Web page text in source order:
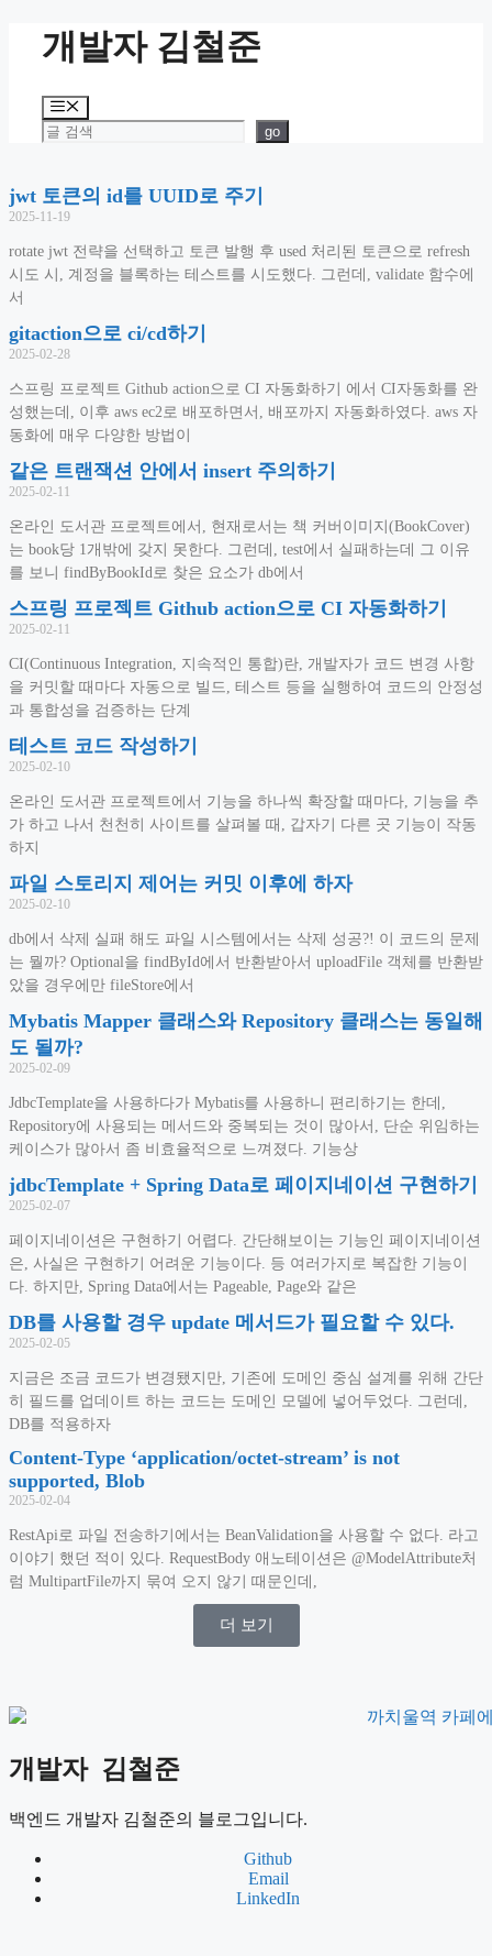
개발자 김철준
go
jwt 토큰의 id를 UUID로 주기
2025-11-19
rotate jwt 전략을 선택하고 토큰 발행 후 used 처리된 토큰으로 refresh
시도 시, 계정을 블록하는 테스트를 시도했다. 그런데, validate 함수에
서
gitaction으로 ci/cd하기
2025-02-28
스프링 프로젝트 Github action으로 CI 자동화하기 에서 CI자동화를 완
성했는데, 이후 aws ec2로 배포하면서, 배포까지 자동화하였다. aws 자
동화에 매우 다양한 방법이
같은 트랜잭션 안에서 insert 주의하기
2025-02-11
온라인 도서관 프로젝트에서, 현재로서는 책 커버이미지(BookCover)
는 book당 1개밖에 갖지 못한다. 그런데, test에서 실패하는데 그 이유
를 보니 findByBookId로 찾은 요소가 db에서
스프링 프로젝트 Github action으로 CI 자동화하기
2025-02-11
CI(Continuous Integration, 지속적인 통합)란, 개발자가 코드 변경 사항
을 커밋할 때마다 자동으로 빌드, 테스트 등을 실행하여 코드의 안정성
과 통합성을 검증하는 단계
테스트 코드 작성하기
2025-02-10
온라인 도서관 프로젝트에서 기능을 하나씩 확장할 때마다, 기능을 추
가 하고 나서 천천히 사이트를 살펴볼 때, 갑자기 다른 곳 기능이 작동
하지
파일 스토리지 제어는 커밋 이후에 하자
2025-02-10
db에서 삭제 실패 해도 파일 시스템에서는 삭제 성공?! 이 코드의 문제
는 뭘까? Optional을 findById에서 반환받아서 uploadFile 객체를 반환받
았을 경우에만 fileStore에서
Mybatis Mapper 클래스와 Repository 클래스는 동일해
도 될까?
2025-02-09
JdbcTemplate을 사용하다가 Mybatis를 사용하니 편리하기는 한데,
Repository에 사용되는 메서드와 중복되는 것이 많아서, 단순 위임하는
케이스가 많아서 좀 비효율적으로 느껴졌다. 기능상
jdbcTemplate + Spring Data로 페이지네이션 구현하기
2025-02-07
페이지네이션은 구현하기 어렵다. 간단해보이는 기능인 페이지네이션
은, 사실은 구현하기 어려운 기능이다. 등 여러가지로 복잡한 기능이
다. 하지만, Spring Data에서는 Pageable, Page와 같은
DB를 사용할 경우 update 메서드가 필요할 수 있다.
2025-02-05
지금은 조금 코드가 변경됐지만, 기존에 도메인 중심 설계를 위해 간단
히 필드를 업데이트 하는 코드는 도메인 모델에 넣어두었다. 그런데,
DB를 적용하자
Content-Type ‘application/octet-stream’ is not
supported, Blob
2025-02-04
RestApi로 파일 전송하기에서는 BeanValidation을 사용할 수 없다. 라고
이야기 했던 적이 있다. RequestBody 애노테이션은 @ModelAttribute처
럼 MultipartFile까지 묶여 오지 않기 때문인데,
더 보기
개발자 김철준
백엔드 개발자 김철준의 블로그입니다.
Github
Email
LinkedIn